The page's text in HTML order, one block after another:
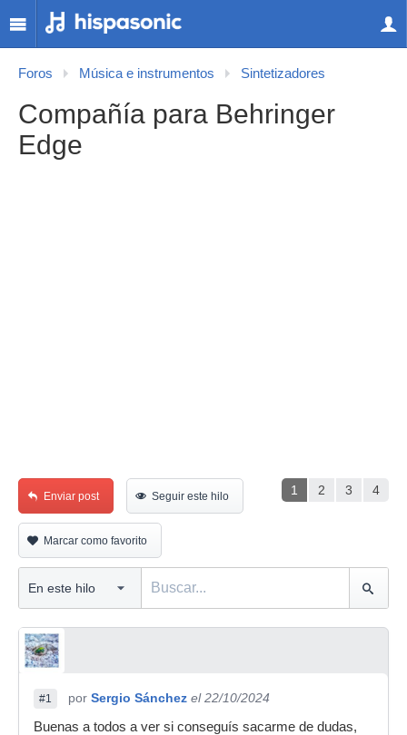
Foros Música e instrumentos Sintetizadores
Compañía para Behringer
Edge
1 2 3 4
Enviar post Seguir este hilo
Marcar como favorito
#1 por Sergio Sánchez el 22/10/2024
Buenas a todos a ver si conseguís sacarme de dudas,